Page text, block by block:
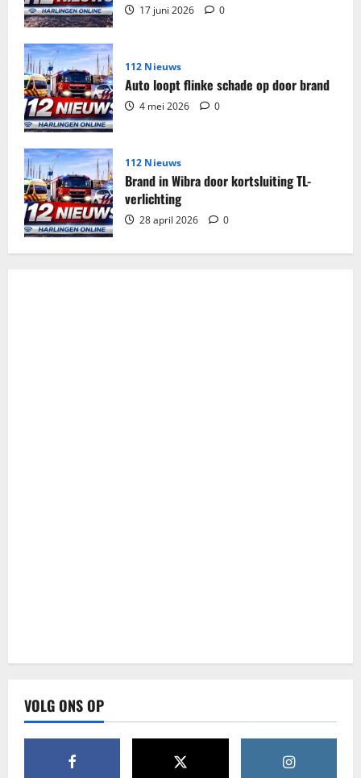
17 juni 2026 0
112 Nieuws
Auto loopt flinke schade op door brand
4 mei 2026 0
112 Nieuws
Brand in Wibra door kortsluiting TL-
verlichting
28 april 2026 0
VOLG ONS OP